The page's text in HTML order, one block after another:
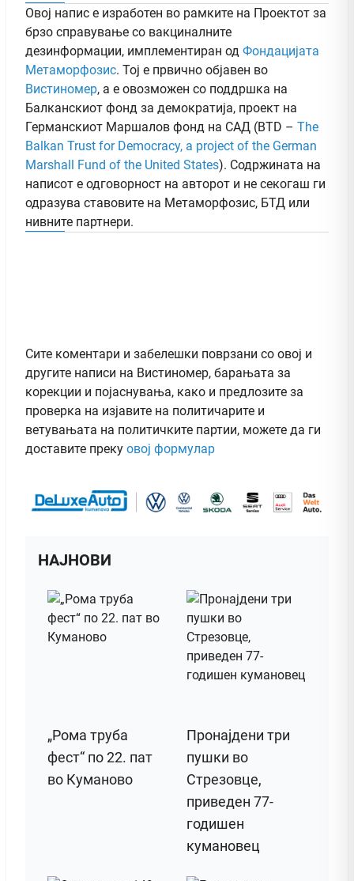
Овој напис е изработен во рамките на Проектот за
брзо справување со вакциналните
дезинформации, имплементиран од Фондацијата
Метаморфозис. Тој е првично објавен во
Вистиномер, а e овозможен со поддршка на
Балканскиот фонд за демократија, проект на
Германскиот Маршалов фонд на САД (BTD – The
Balkan Trust for Democracy, a project of the German
Marshall Fund of the United States). Содржината на
написот е одговорност на авторот и не секогаш ги
одразува ставовите на Метаморфозис, БТД или
нивните партнери.
Сите коментари и забелешки поврзани со овој и
другите написи на Вистиномер, барањата за
корекции и појаснувања, како и предлозите за
проверка на изјавите на политичарите и
ветувањата на политичките партии, можете да ги
доставите преку овој формулар
НАЈНОВИ
„Рома труба
фест“ по 22. пат
во Куманово
Пронајдени три
пушки во
Стрезовце,
приведен 77-
годишен
кумановец